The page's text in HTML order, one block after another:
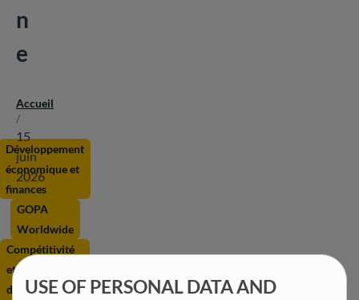
n
e
Fil
d'Ariane
Accueil
/
15
juin
2026
Développement
économique et
finances
GOPA
Worldwide
Compétitivité
et
développement
USE OF PERSONAL DATA AND